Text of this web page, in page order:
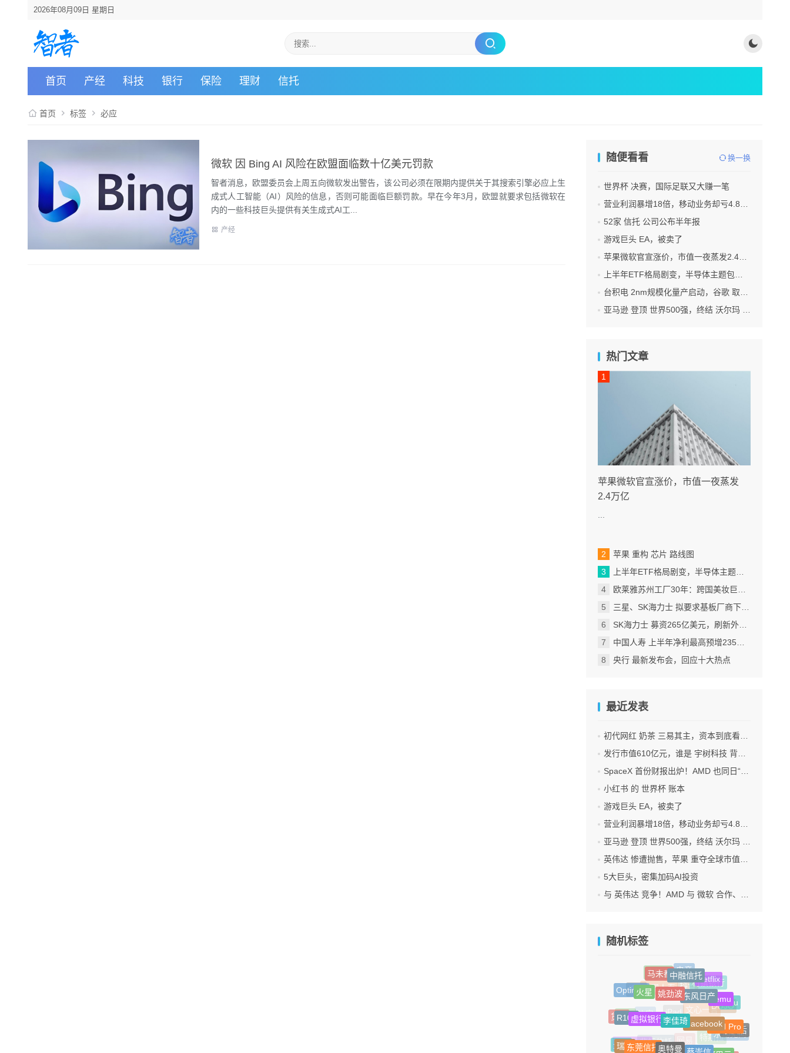
2026年08月09日 星期日
首页 产经 科技 银行 保险 理财 信托
首页 标签 必应
微软 因 Bing AI 风险在欧盟面临数十亿美元罚款
智者消息，欧盟委员会上周五向微软发出警告，该公司必须在限期内提供关于其搜索引擎必应上生
成式人工智能（AI）风险的信息，否则可能面临巨额罚款。早在今年3月，欧盟就要求包括微软在
内的一些科技巨头提供有关生成式AI工...
产经
随便看看 换一换
世界杯 决赛，国际足联又大赚一笔
营业利润暴增18倍，移动业务却亏4.85亿美元：三星 AI红利的另一面
52家 信托 公司公布半年报
游戏巨头 EA，被卖了
苹果微软官宣涨价，市值一夜蒸发2.4万亿
上半年ETF格局剧变，半导体主题包揽“翻倍基”
台积电 2nm规模化量产启动，谷歌 取代苹果成首发客户
亚马逊 登顶 世界500强，终结 沃尔玛 连续12年领跑纪录
热门文章
苹果微软官宣涨价，市值一夜蒸发
2.4万亿
苹果 重构 芯片 路线图
上半年ETF格局剧变，半导体主题包揽“翻倍基”
欧莱雅苏州工厂30年：跨国美妆巨头的中国制造样本
三星、SK海力士 拟要求基板厂商下半年降价
SK海力士 募资265亿美元，刷新外国企业赴美IPO纪录
中国人寿 上半年净利最高预增235%，刷新纪录
央行 最新发布会，回应十大热点
最近发表
初代网红 奶茶 三易其主，资本到底看中什么？
发行市值610亿元，谁是 宇树科技 背后大赢家？
SpaceX 首份财报出炉！AMD 也同日“交卷”！
小红书 的 世界杯 账本
游戏巨头 EA，被卖了
营业利润暴增18倍，移动业务却亏4.85亿美元：三星 AI红利的另一面
亚马逊 登顶 世界500强，终结 沃尔玛 连续12年领跑纪录
英伟达 惨遭抛售，苹果 重夺全球市值第一，释放什么信号？
5大巨头，密集加码AI投资
与 英伟达 竞争！AMD 与 微软 合作、将交付机架级系统Helios
随机标签
电竞
小红书
马未都中融信托
Netflix
村镇银行
抖音
中国人寿
柳青
Optimus
火星 姚劲波东风日产
Temu
Vidu
DOJO
文心一言
iPad
沙宣
外卖
货币
R100虚拟银行李佳琦Facebook
iPad Pro
宗庆后
永劫无间
特斯拉
网易
非标信托
Neuralink
光伏
瑞幸东莞信托奥特曼 蔡崇信
阿里云